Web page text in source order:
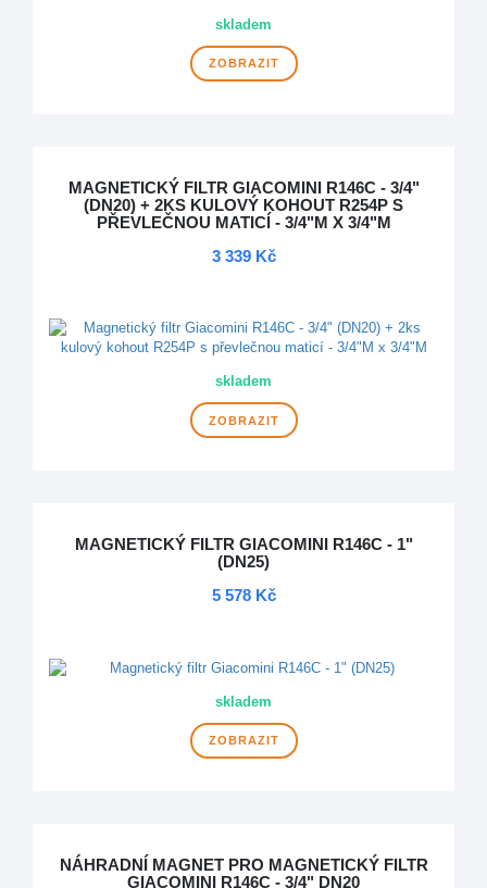
skladem
ZOBRAZIT
MAGNETICKÝ FILTR GIACOMINI R146C - 3/4"
(DN20) + 2KS KULOVÝ KOHOUT R254P S
PŘEVLEČNOU MATICÍ - 3/4"M X 3/4"M
3 339 Kč
skladem
ZOBRAZIT
MAGNETICKÝ FILTR GIACOMINI R146C - 1"
(DN25)
5 578 Kč
skladem
ZOBRAZIT
NÁHRADNÍ MAGNET PRO MAGNETICKÝ FILTR
GIACOMINI R146C - 3/4" DN20